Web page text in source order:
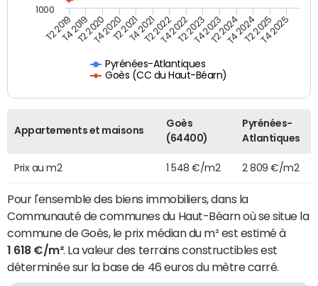
Pyrénées-Atlantiques
Goès (CC du Haut-Béarn)
T2 2019T4 2019T2 2020T4 2020T2 2021T4 2021T2 2022T4 2022T2 2023T4 2023T2 2024T4 2024T2 2025T4 2025
1000
Appartements et maisons
Goès
(64400)
Pyrénées-
Atlantiques
Prix au m2 1 548 €/m2 2 809 €/m2
Pour l'ensemble des biens immobiliers, dans la
Communauté de communes du Haut-Béarn où se situe la
commune de Goès, le prix médian du m² est estimé à
1 618 €/m². La valeur des terrains constructibles est
déterminée sur la base de 46 euros du mètre carré.